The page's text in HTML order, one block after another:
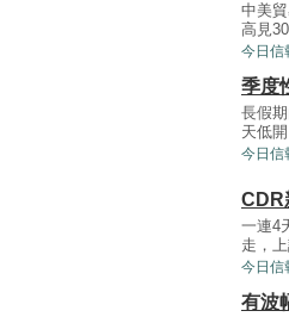
中美
高見
今日信
季度
長假
天低
今日信
CDR
一連4
走，
今日信
有波